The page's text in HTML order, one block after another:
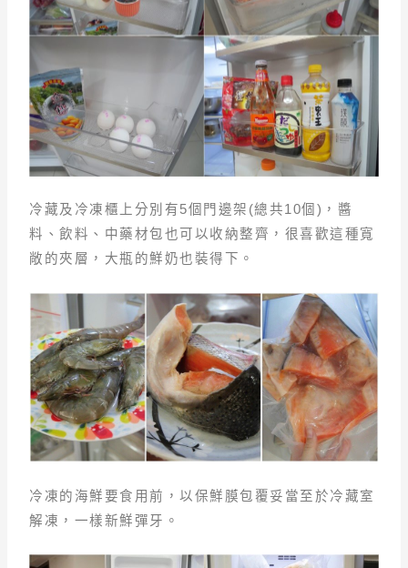
冷藏及冷凍櫃上分別有5個門邊架(總共10個)，醬
料、飲料、中藥材包也可以收納整齊，很喜歡這種寬
敞的夾層，大瓶的鮮奶也裝得下。
冷凍的海鮮要食用前，以保鮮膜包覆妥當至於冷藏室
解凍，一樣新鮮彈牙。